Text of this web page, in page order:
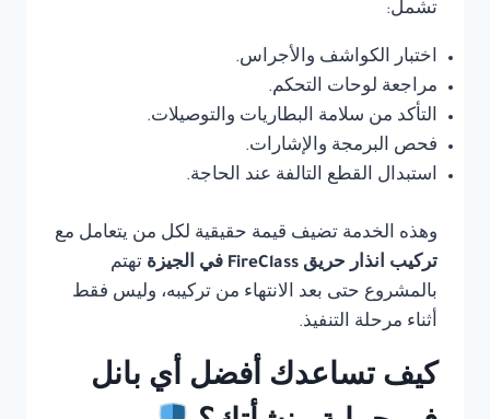
تشمل:
اختبار الكواشف والأجراس.
مراجعة لوحات التحكم.
التأكد من سلامة البطاريات والتوصيلات.
فحص البرمجة والإشارات.
استبدال القطع التالفة عند الحاجة.
وهذه الخدمة تضيف قيمة حقيقية لكل من يتعامل مع
تركيب انذار حريق FireClass في الجيزة
تهتم
بالمشروع حتى بعد الانتهاء من تركيبه، وليس فقط
أثناء مرحلة التنفيذ.
كيف تساعدك أفضل أي بانل